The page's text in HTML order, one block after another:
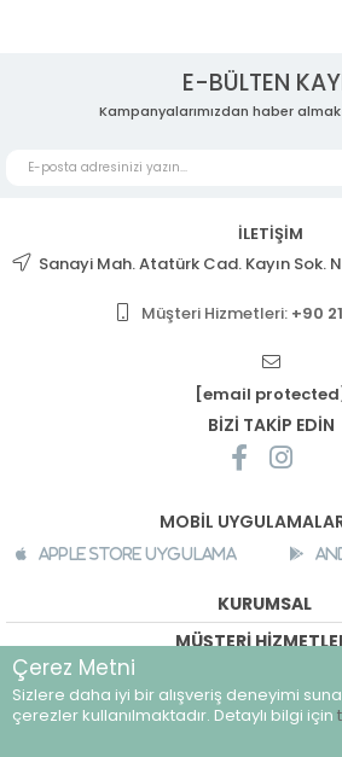
E-BÜLTEN
Kampanyalarımızdan haber
İLETİŞİM
Sanayi Mah. Atatürk Cad. Kayın Sok.
Müşteri Hizmetleri: +90
[email protected]
BİZİ TAKİP EDİN
MOBİL
Apple Store Uygulama
KURUMSAL
MÜŞTERİ
©breeze.com.tr - Tüm
Çerez Metni
Sizlere daha iyi bir alışveriş deneyimi
çerezler kullanılmaktadır. Detaylı bilgi için